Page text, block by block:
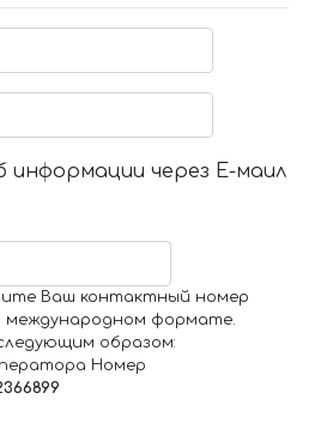
через Е-маил
Ваш контактный номер
международном формате.
образом:
Номер